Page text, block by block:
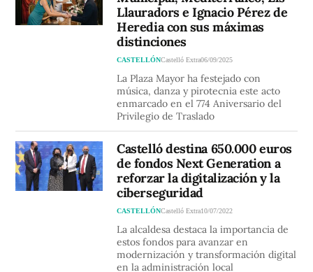
Llauradors e Ignacio Pérez de
Heredia con sus máximas
distinciones
CASTELLÓNCastelló Extra06/09/2025
La Plaza Mayor ha festejado con
música, danza y pirotecnia este acto
enmarcado en el 774 Aniversario del
Privilegio de Traslado
Castelló destina 650.000 euros
de fondos Next Generation a
reforzar la digitalización y la
ciberseguridad
CASTELLÓNCastelló Extra10/07/2022
La alcaldesa destaca la importancia de
estos fondos para avanzar en
modernización y transformación digital
en la administración local